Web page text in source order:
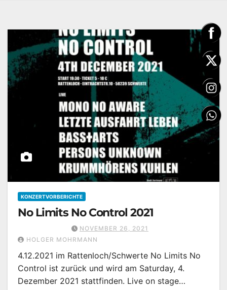
KONZERTVORBERICHTE
No Limits No Control 2021
NOVEMBER 26, 2021
HOLGER MOHRMANN
4.12.2021 im Rattenloch/Schwerte No Limits No
Control ist zurück und wird am Saturday, 4.
Dezember 2021 stattfinden. Live on stage…